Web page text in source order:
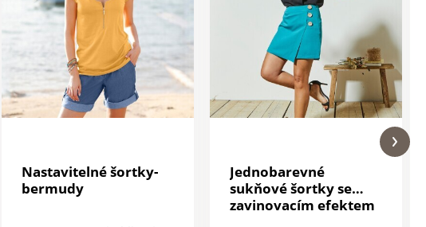
Nastavitelné šortky-
bermudy
Jednobarevné
sukňové šortky se
zavinovacím efektem